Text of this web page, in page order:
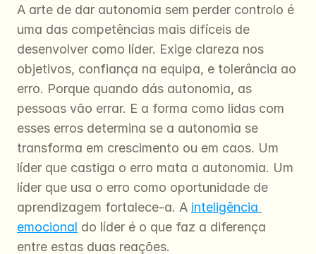
A arte de dar autonomia sem perder controlo é
uma das competências mais difíceis de
desenvolver como líder. Exige clareza nos
objetivos, confiança na equipa, e tolerância ao
erro. Porque quando dás autonomia, as
pessoas vão errar. E a forma como lidas com
esses erros determina se a autonomia se
transforma em crescimento ou em caos. Um
líder que castiga o erro mata a autonomia. Um
líder que usa o erro como oportunidade de
aprendizagem fortalece-a. A inteligência
emocional do líder é o que faz a diferença
entre estas duas reações.